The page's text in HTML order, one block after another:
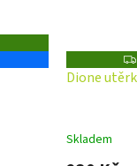
Dione
Skladem